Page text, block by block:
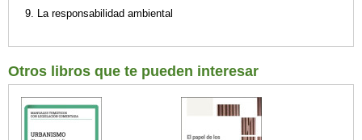
9. La responsabilidad ambiental
Otros libros que te pueden interesar